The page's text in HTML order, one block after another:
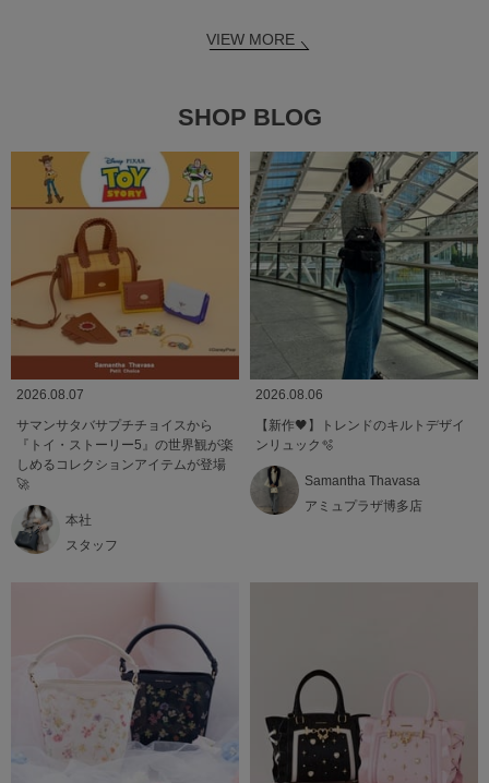
VIEW MORE
SHOP BLOG
2026.08.07
サマンサタバサプチチョイスから
『トイ・ストーリー5』の世界観が楽
しめるコレクションアイテムが登場
🚀
本社
スタッフ
2026.08.06
【新作🖤】トレンドのキルトデザイ
ンリュック🫧
Samantha Thavasa
アミュプラザ博多店